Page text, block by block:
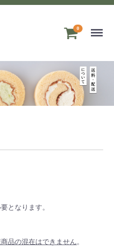
0 Menu
となります。
品の混在はできません。